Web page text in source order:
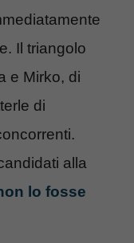
Il triangolo
e Mirko, di
di
alla
lo fosse